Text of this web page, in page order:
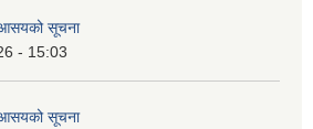
आसयको सूचना
- 15:03
आसयको सूचना